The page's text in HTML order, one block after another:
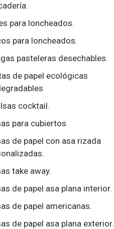
para loncheados.
para loncheados.
pasteleras desechables.
de papel ecológicas
cocktail.
para cubiertos
de papel con asa rizada
take away.
de papel asa plana interior.
de papel americanas.
de papel asa plana exterior.